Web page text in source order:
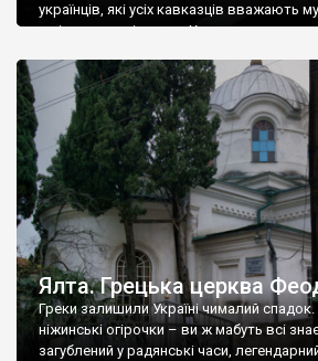
українців, які усіх кавказців вважають
є відданими вірянами Христа
Ялта. Грецька церква
Греки залишили Україні чималий
ніжинські огірочки – ви ж мабуть всі
загублений у радянські часи,